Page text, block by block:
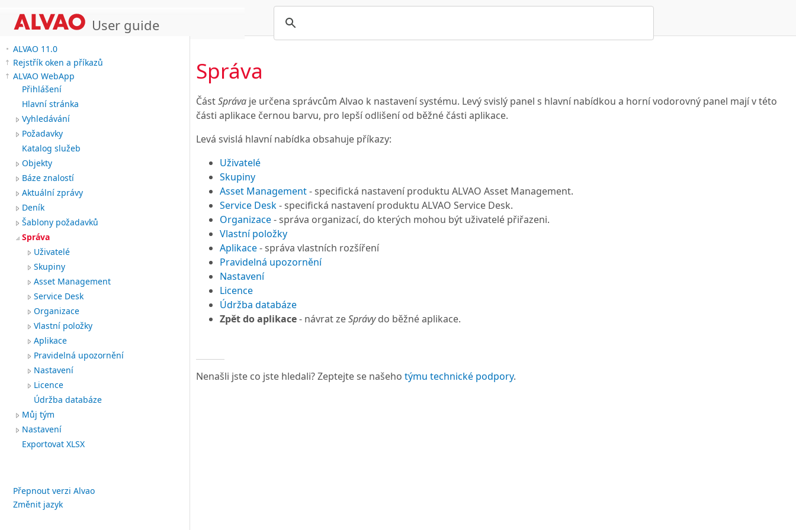
User guide
ALVAO 11.0
Rejstřík oken a příkazů
ALVAO WebApp
Přihlášení
Hlavní stránka
Vyhledávání
Požadavky
Katalog služeb
Objekty
Báze znalostí
Aktuální zprávy
Deník
Šablony požadavků
Správa
Uživatelé
Skupiny
Asset Management
Service Desk
Organizace
Vlastní položky
Aplikace
Pravidelná upozornění
Nastavení
Licence
Údržba databáze
Můj tým
Nastavení
Exportovat XLSX
Přepnout verzi Alvao
Změnit jazyk
Správa
ČástSpráva je určena správcům Alvao k nastavení systému. Levý svislý panel s hlavní nabídkou a horní vodorovný panel mají v této
části aplikace černou barvu, pro lepší odlišení od běžné části aplikace.
Levá svislá hlavní nabídka obsahuje příkazy:
Uživatelé
Skupiny
Asset Management- specifická nastavení produktu ALVAO Asset Management.
Service Desk- specifická nastavení produktu ALVAO Service Desk.
Organizace- správa organizací, do kterých mohou být uživatelé přiřazeni.
Vlastní položky
Aplikace- správa vlastních rozšíření
Pravidelná upozornění
Nastavení
Licence
Údržba databáze
Zpět do aplikace- návrat zeSprávydo běžné aplikace.
Nenašli jste co jste hledali? Zeptejte se našeho týmu technické podpory.